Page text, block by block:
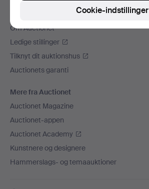
Om Auctionet
Ledige stillinger
Tilknyt dit auktionshus
Auctionets garanti
Mere fra Auctionet
Auctionet Magazine
Auctionet-appen
Auctionet Academy
Kunstnere og designere
Hammerslags- og temaauktioner
Cookie-indstillinger